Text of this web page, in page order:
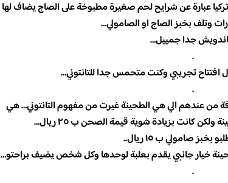
عبارة عن شرايح لحم صغيرة مطبوخة على الصاج يضاف لها
وتلف بخبز الصاج او الصامولي…
جدا جمييل…
.
تجريبي وكنت متحمس جدا للتانتوني…
.
من عندهم الي هي الطحينة غيرت من مفهوم التانتوني… هي
كانت بزيادة شوية قيمة الصحن ب ٢٥ ريال…
بخبز صامولي ب ١٥ ريال..
خيار جانبي يقدم بعلبة لوحدها وكل شخص يضيف براحتو…
.